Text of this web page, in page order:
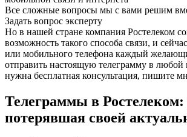
Все сложные вопросы мы с вами решим
Задать вопрос эксперту
Но в нашей стране компания Ростелеком
возможность такого способа связи, и
или мобильного телефона каждый
отправить настоящую телеграмму в любой
нужна бесплатная консультация, пишите
Телеграммы в Ростелеком:
потерявшая своей